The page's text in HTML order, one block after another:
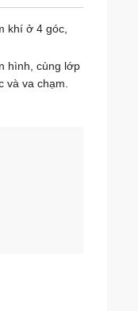
khí ở 4 góc,
hình, cùng lớp
va chạm.
sử dụng